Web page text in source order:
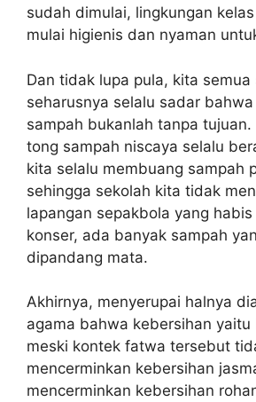
sudah dimulai, lingkungan
mulai higienis dan nyaman
Dan tidak lupa pula, kita
seharusnya selalu sadar
sampah bukanlah tanpa tujuan.
tong sampah niscaya selalu
kita selalu membuang sampah
sehingga sekolah kita tidak
lapangan sepakbola yang
konser, ada banyak sampah
dipandang mata.
Akhirnya, menyerupai halnya
agama bahwa kebersihan yaitu
meski kontek fatwa tersebut
mencerminkan kebersihan
mencerminkan kebersihan